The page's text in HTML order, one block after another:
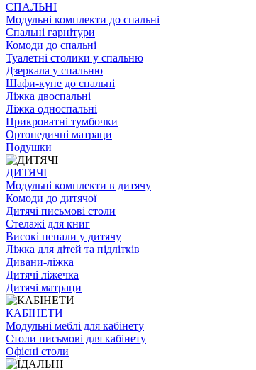
СПАЛЬНІ
Модульні комплекти до спальні
Спальні гарнітури
Комоди до спальні
Туалетні столики у спальню
Дзеркала у спальню
Шафи-купе до спальні
Ліжка двоспальні
Ліжка односпальні
Прикроватні тумбочки
Ортопедичні матраци
Подушки
ДИТЯЧІ
Модульні комплекти в дитячу
Комоди до дитячої
Дитячі письмові столи
Стелажі для книг
Високі пенали у дитячу
Ліжка для дітей та підлітків
Дивани-ліжка
Дитячі ліжечка
Дитячі матраци
КАБІНЕТИ
Модульні меблі для кабінету
Столи письмові для кабінету
Офісні столи